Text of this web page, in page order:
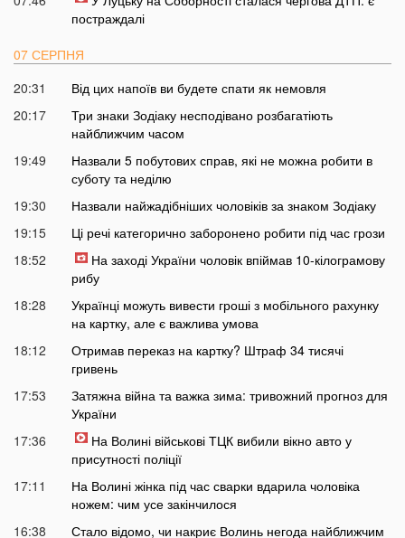
постраждалі
07 СЕРПНЯ
20:31
Від цих напоїв ви будете спати як немовля
20:17
Три знаки Зодіаку несподівано розбагатіють
найближчим часом
19:49
Назвали 5 побутових справ, які не можна робити в
суботу та неділю
19:30
Назвали найжадібніших чоловіків за знаком Зодіаку
19:15
Ці речі категорично заборонено робити під час грози
18:52
На заході України чоловік впіймав 10-кілограмову
рибу
18:28
Українці можуть вивести гроші з мобільного рахунку
на картку, але є важлива умова
18:12
Отримав переказ на картку? Штраф 34 тисячі
гривень
17:53
Затяжна війна та важка зима: тривожний прогноз для
України
17:36
На Волині військові ТЦК вибили вікно авто у
присутності поліції
17:11
На Волині жінка під час сварки вдарила чоловіка
ножем: чим усе закінчилося
16:38
Стало відомо, чи накриє Волинь негода найближчим